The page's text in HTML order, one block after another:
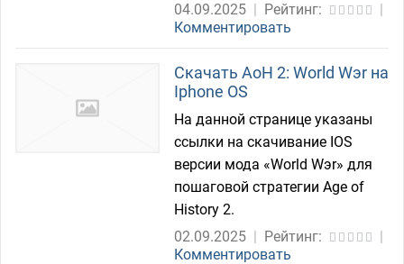
04.09.2025 | Рейтинг:
|
Комментировать
Скачать AoH 2: World Wэr на
Iphone OS
На данной странице указаны
ссылки на скачивание IOS
версии мода «World Wэr» для
пошаговой стратегии Age of
History 2.
02.09.2025 | Рейтинг:
|
Комментировать